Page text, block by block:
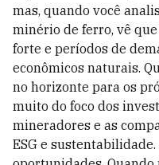
mas, quando você
minério de ferro, vê
forte e períodos de
econômicos naturais.
no horizonte para os
muito do foco dos
mineradores e as
ESG e